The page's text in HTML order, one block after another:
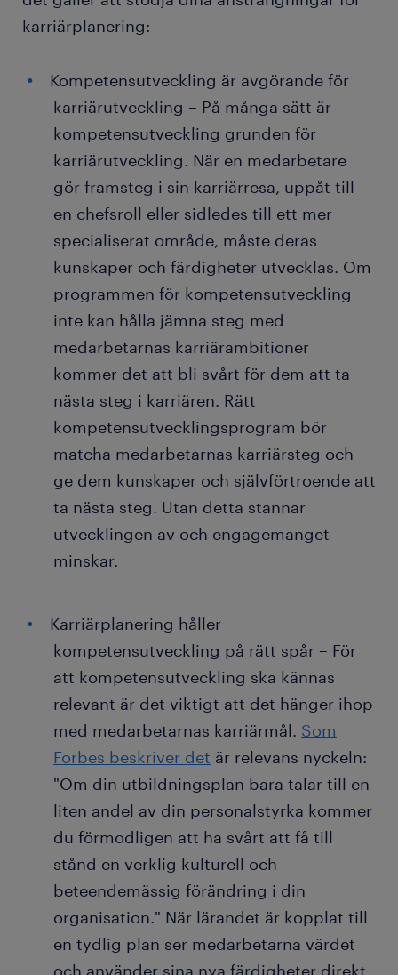
karriärplanering:
Kompetensutveckling är avgörande för
karriärutveckling – På många sätt är
kompetensutveckling grunden för
karriärutveckling. När en medarbetare
gör framsteg i sin karriärresa, uppåt till
en chefsroll eller sidledes till ett mer
specialiserat område, måste deras
kunskaper och färdigheter utvecklas. Om
programmen för kompetensutveckling
inte kan hålla jämna steg med
medarbetarnas karriärambitioner
kommer det att bli svårt för dem att ta
nästa steg i karriären. Rätt
kompetensutvecklingsprogram bör
matcha medarbetarnas karriärsteg och
ge dem kunskaper och självförtroende att
ta nästa steg. Utan detta stannar
utvecklingen av och engagemanget
minskar.
Karriärplanering håller
kompetensutveckling på rätt spår – För
att kompetensutveckling ska kännas
relevant är det viktigt att det hänger ihop
med medarbetarnas karriärmål. Som
Forbes beskriver det är relevans nyckeln:
"Om din utbildningsplan bara talar till en
liten andel av din personalstyrka kommer
du förmodligen att ha svårt att få till
stånd en verklig kulturell och
beteendemässig förändring i din
organisation." När lärandet är kopplat till
en tydlig plan ser medarbetarna värdet
och använder sina nya färdigheter direkt.